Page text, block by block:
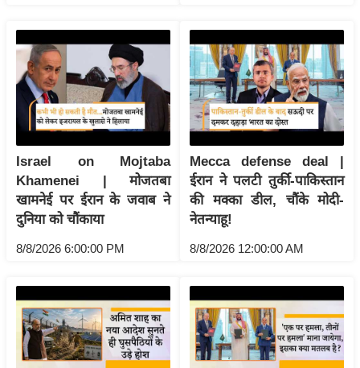
पे
प
मि
सा
ल
बे
मि
सा
ख्सि
य
त
यं
Israel on Mojtaba
Khamenei | मोजतबा
खामनेई पर ईरान के जवाब ने
दुनिया को चौंकाया
8/8/2026 6:00:00 PM
Mecca defense deal |
ईरान ने पलटी तुर्की-पाकिस्तान
की मक्का डील, चौंके मोदी-
नेतन्याहू!
8/8/2026 12:00:00 AM